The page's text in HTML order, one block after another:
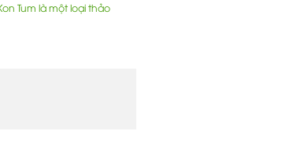
Tum là một loại thảo